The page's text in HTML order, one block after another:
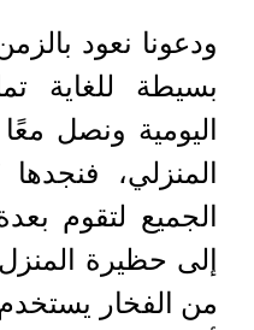
ودعونا نعود
بسيطة للغاية
اليومية ونصل
المنزلي،
الجميع لتقوم
إلى حظيرة
من الفخار